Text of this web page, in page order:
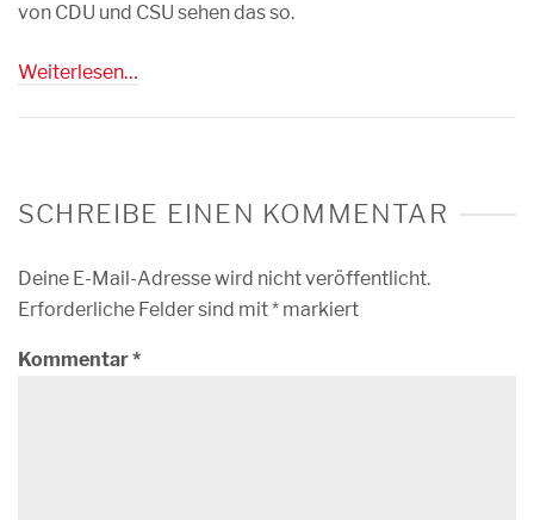
von CDU und CSU sehen das so.
Weiterlesen…
SCHREIBE EINEN KOMMENTAR
Deine E-Mail-Adresse wird nicht veröffentlicht.
Erforderliche Felder sind mit* markiert
Kommentar*